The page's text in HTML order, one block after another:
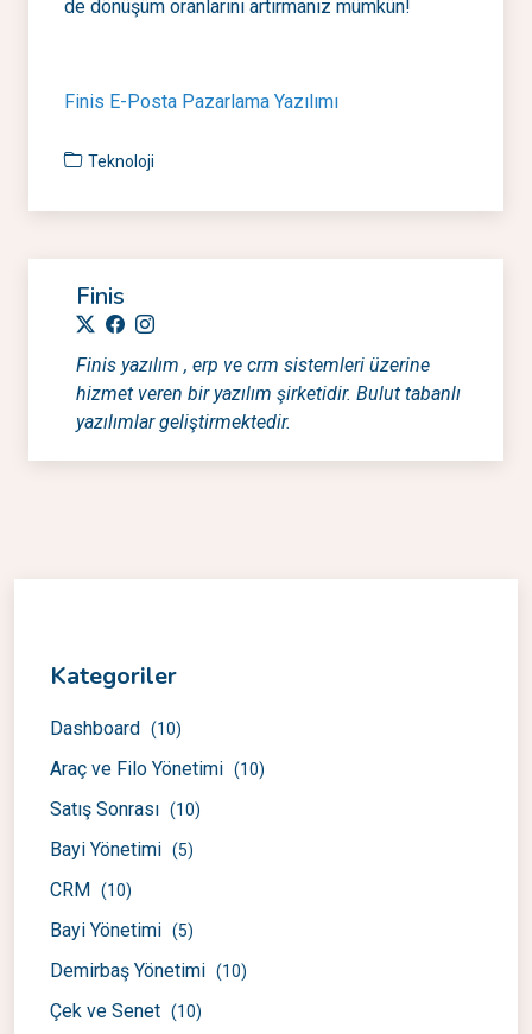
de dönüşüm oranlarını artırmanız mümkün!
Finis E-Posta Pazarlama Yazılımı
Teknoloji
Finis
Finis yazılım , erp ve crm sistemleri üzerine
hizmet veren bir yazılım şirketidir. Bulut tabanlı
yazılımlar geliştirmektedir.
Kategoriler
Dashboard (10)
Araç ve Filo Yönetimi (10)
Satış Sonrası (10)
Bayi Yönetimi (5)
CRM (10)
Bayi Yönetimi (5)
Demirbaş Yönetimi (10)
Çek ve Senet (10)